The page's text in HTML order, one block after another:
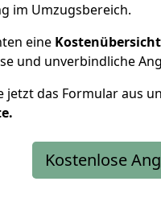
im Umzugsbereich.
eine
und unverbindliche
jetzt das Formular aus
Kostenlose